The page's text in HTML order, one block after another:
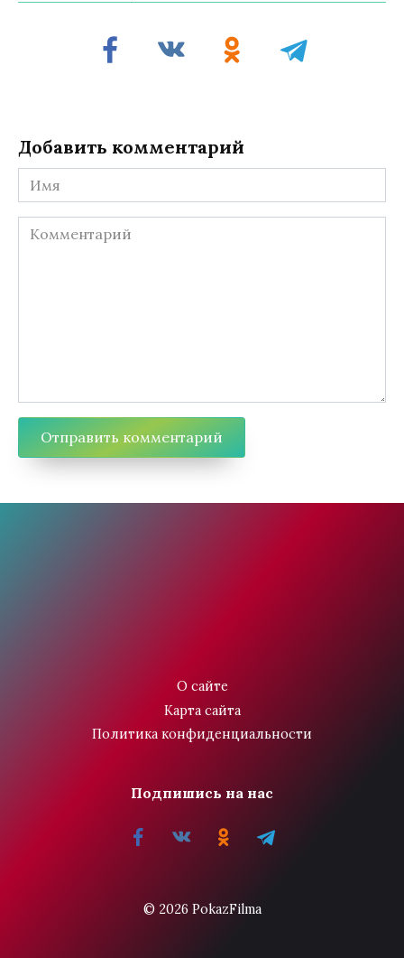
Добавить комментарий
Имя
Комментарий
О сайте
Карта сайта
Политика конфиденциальности
Подпишись на нас
© 2026 PokazFilma